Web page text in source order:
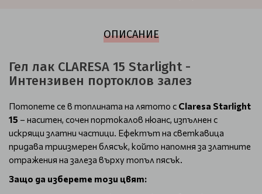
ОПИСАНИЕ
Гел лак CLARESA 15 Starlight -
Интензивен портоклов залез
Потопете се в топлината на лятото с Claresa Starlight
15 – наситен, сочен портокалов нюанс, изпълнен с
искрящи златни частици. Ефектът на светкавица
придава триизмерен блясък, който напомня за златните
отражения на залеза върху топъл пясък.
Защо да изберете този цвят: